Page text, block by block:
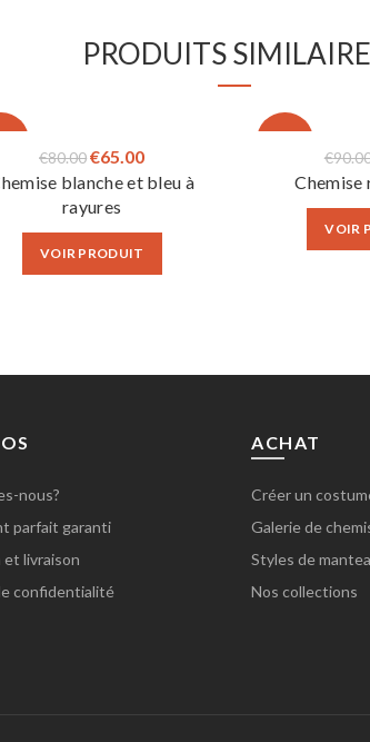
PRODUITS
€80.00Le
prix
initial
était :
€65.00Le
prix
est :
blanche et bleu à
rayures
VOIR PRODUIT
€
Chemise
VOIR
nous?
parfait garanti
livraison
confidentialité
ACHAT
Créer un
Galerie de
Styles de
Nos collections